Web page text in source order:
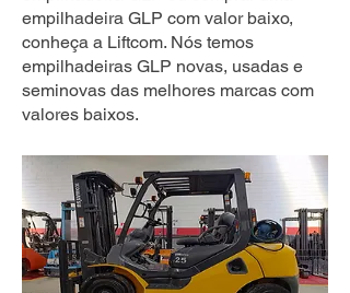
empilhadeira GLP com valor baixo,
conheça a Liftcom. Nós temos
empilhadeiras GLP novas, usadas e
seminovas das melhores marcas com
valores baixos.